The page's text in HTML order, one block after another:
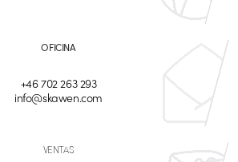
OFICINA
+46 702 263 293
info@skawen.com
VENTAS